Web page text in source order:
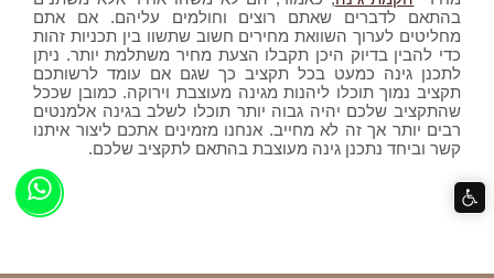
בהתאם לדברים שאתם רוצים וחולמים עליהם. אם אתם
מחליטים לערוך השוואת מחירים חשוב שתשוו בין תכניות זהות
כדי להבין בדיוק היכן תקבלו הצעת מחיר משתלמת יותר. ניתן
לתכנן גינה כמעט בכל תקציב כך שגם אם עומד לרשותכם
תקציב נמוך תוכלו ליהנות מגינה מעוצבת וירוקה. כמובן שככל
שהתקציב שלכם יהיה גבוה יותר תוכלו לשלב בגינה אלמנטים
רבים יותר אך זה לא מחייב. אנחנו מזמינים אתכם ליצור איתנו
קשר וביחד נתכנן גינה מעוצבת בהתאם לתקציב שלכם.